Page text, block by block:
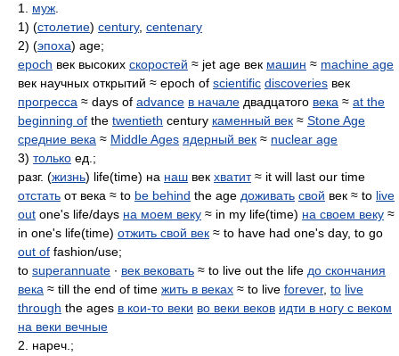
1. муж
1) (столетие) century, centenary
2) (эпоха) age;
epoch век высоких скоростей ≈ jet age век машин ≈ machine age
век научных открытий ≈ epoch of scientific discoveries век
прогресса ≈ days of advance в начале двадцатого века ≈ at the
beginning of the twentieth century каменный век ≈ Stone Age
средние века ≈ Middle Ages ядерный век ≈ nuclear age
3) только ед.;
разг. (жизнь) life(time) на наш век хватит≈ it will last our time
отстать от века ≈ to be behind the age доживать свой век ≈ to live
out one's life/days на моем веку ≈ in my life(time) на своем веку ≈
in one's life(time) отжить свой век ≈ to have had one's day, to go
out of fashion/use;
to superannuate ∙ век вековать ≈ to live out the life до скончания
века ≈ till the end of time жить в веках ≈ to live forever, to live
through the ages в кои-то веки во веки веков идти в ногу с веком
на веки вечные
2. нареч.;